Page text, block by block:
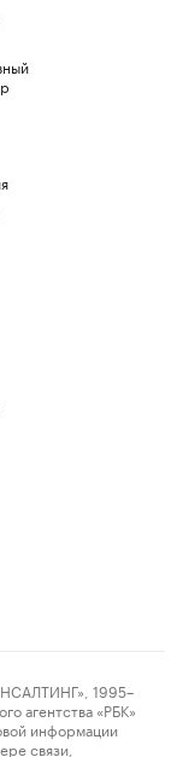
1995–
агентства «РБК»
информации
связи,